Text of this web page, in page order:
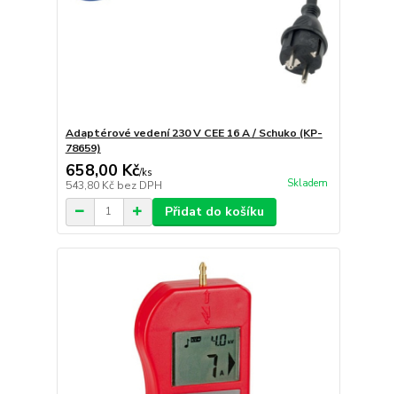
Adaptérové vedení 230 V CEE 16 A / Schuko (KP-
78659)
658,00 Kč/ks
543,80 Kč bez DPH Skladem
Přidat do košíku